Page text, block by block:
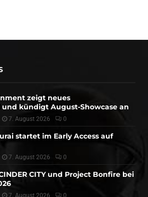
zeigt neues
kündigt August-Showcase an
7. August 2026 0
startet im Early Access auf
7. August 2026 0
CITY und Project Bonfire bei
7. August 2026 0